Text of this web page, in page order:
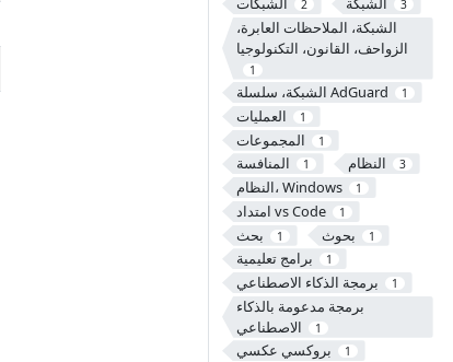
2 3
الشبكة، الملاحظات العابرة،
الزواحف، القانون، التكنولوجيا
1
الشبكة، سلسلة AdGuard 1
العمليات 1
المجموعات 1
المنافسة 1 النظام 3
النظام، Windows 1
امتداد vs Code 1
بحث 1 بحوث 1
برامج تعليمية 1
برمجة الذكاء الاصطناعي 1
برمجة مدعومة بالذكاء
الاصطناعي
1
بروكسي عكسي 1